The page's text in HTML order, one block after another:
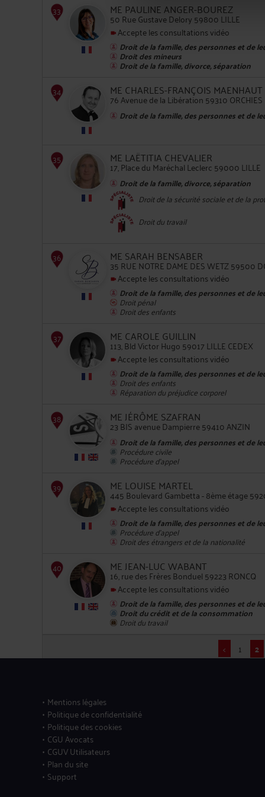
31
33
ME PAULINE ANGER-BOUREZ
50 Rue Gustave Delory 59800 LILLE
Accepte les consultations vidéo
Droit de la famille, des personnes et de
Droit des mineurs
Droit de la famille, divorce, séparation
ME CHARLES-FRANÇOIS MAENHAUT
76 Avenue de la Libération 59310 ORCHIES
Droit de la famille, des personnes et de
35
ME LAËTITIA CHEVALIER
17, Place du Maréchal Leclerc 59000 LILLE
Droit de la famille, divorce, séparation
Droit de la sécurité sociale et de la
Droit du travail
36
ME SARAH BENSABER
35 RUE NOTRE DAME DES WETZ 59500
Accepte les consultations vidéo
Droit de la famille, des personnes et de
Droit pénal
Droit des enfants
ME CAROLE GUILLIN
113, Bld Victor Hugo 59017 LILLE CEDEX
Accepte les consultations vidéo
Droit de la famille, des personnes et de
Droit des enfants
Réparation du préjudice corporel
ME JÉRÔME SZAFRAN
23 BIS avenue Dampierre 59410 ANZIN
Droit de la famille, des personnes et de
Procédure civile
Procédure d'appel
ME LOUISE MARTEL
445 Boulevard Gambetta - 8ème étage
Accepte les consultations vidéo
Droit de la famille, des personnes et de
Procédure d'appel
Droit des étrangers et de la nationalité
ME JEAN-LUC WABANT
16, rue des Frères Bonduel 59223 RONCQ
Accepte les consultations vidéo
Droit de la famille, des personnes et de
Droit du crédit et de la consommation
Droit du travail
<
1 2
Mentions légales
Politique de confidentialité
Politique des cookies
CGU Avocats
CGUV Utilisateurs
Plan du site
Support